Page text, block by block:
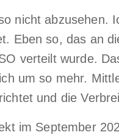
nicht abzusehen.
Eben so, das an
verteilt wurde.
um so mehr.
und die
im September